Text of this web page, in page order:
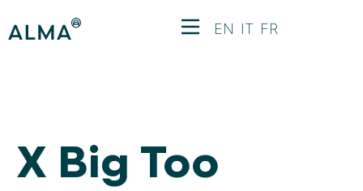
EN IT FR
X Big Too